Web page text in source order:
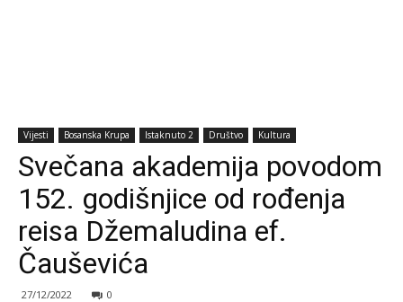
Vijesti Bosanska Krupa Istaknuto 2 Društvo Kultura
Svečana akademija povodom
152. godišnjice od rođenja
reisa Džemaludina ef.
Čauševića
27/12/2022 0